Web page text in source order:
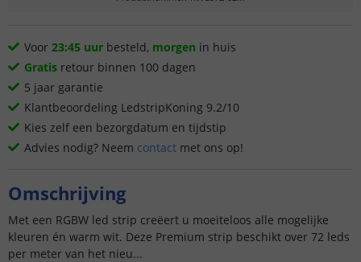
Voor 23:45 uur besteld, morgen in huis
Gratis retour binnen 100 dagen
5 jaar garantie
Klantbeoordeling LedstripKoning 9.2/10
Kies zelf een bezorgdatum en tijdstip
Advies nodig? Neem contact met ons op!
Omschrijving
Met een RGBW led strip creëert u moeiteloos alle mogelijke
kleuren én warm wit. Deze Premium strip beschikt over 72 leds
per meter van het nieu...